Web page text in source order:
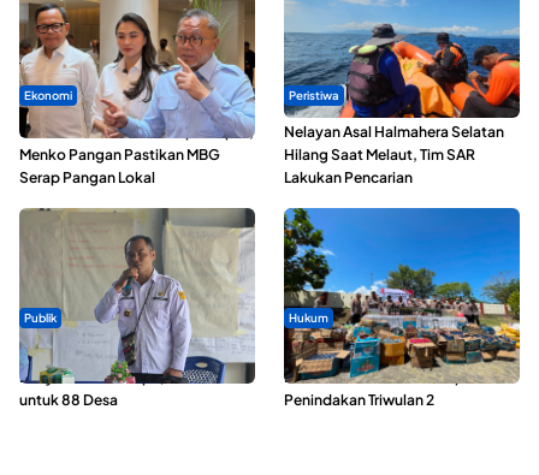
Ekonomi
SPPG di Maluku Utara Dipercepat,
Menko Pangan Pastikan MBG
Serap Pangan Lokal
Peristiwa
Nelayan Asal Halmahera Selatan
Hilang Saat Melaut, Tim SAR
Lakukan Pencarian
Publik
ABDESI Morotai Apresiasi
Penyaluran ADD Rp3,13 Miliar
untuk 88 Desa
Hukum
Polda Maluku Utara Musnahkan
Ribuan Liter Miras Hasil Operasi
Penindakan Triwulan 2